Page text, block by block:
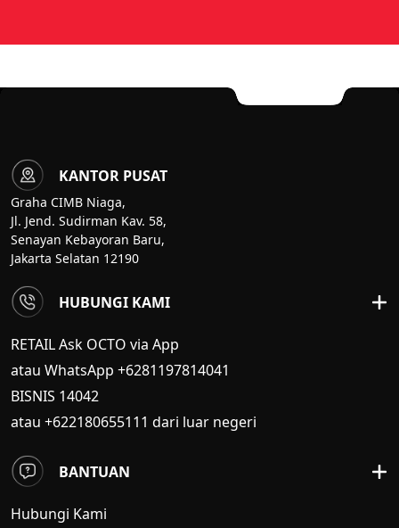
KANTOR PUSAT
Graha CIMB Niaga,
Jl. Jend. Sudirman Kav. 58,
Senayan Kebayoran Baru,
Jakarta Selatan 12190
HUBUNGI KAMI
RETAIL Ask OCTO via App
atau WhatsApp +6281197814041
BISNIS 14042
atau +622180655111 dari luar negeri
BANTUAN
Hubungi Kami